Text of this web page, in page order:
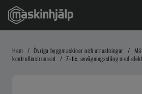
Hem / Övriga byggmaskiner och utrustningar /
kontrollinstrument / Z-fix, avvägningsstång med